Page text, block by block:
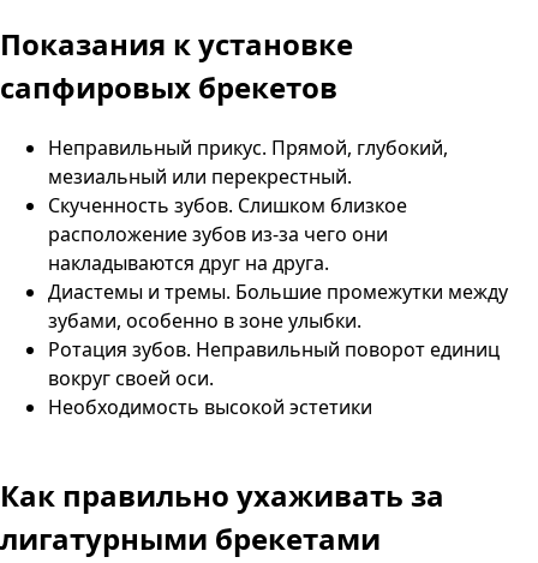
Показания к установке
сапфировых брекетов
Неправильный прикус. Прямой, глубокий,
мезиальный или перекрестный.
Скученность зубов. Слишком близкое
расположение зубов из-за чего они
накладываются друг на друга.
Диастемы и тремы. Большие промежутки между
зубами, особенно в зоне улыбки.
Ротация зубов. Неправильный поворот единиц
вокруг своей оси.
Необходимость высокой эстетики
Как правильно ухаживать за
лигатурными брекетами